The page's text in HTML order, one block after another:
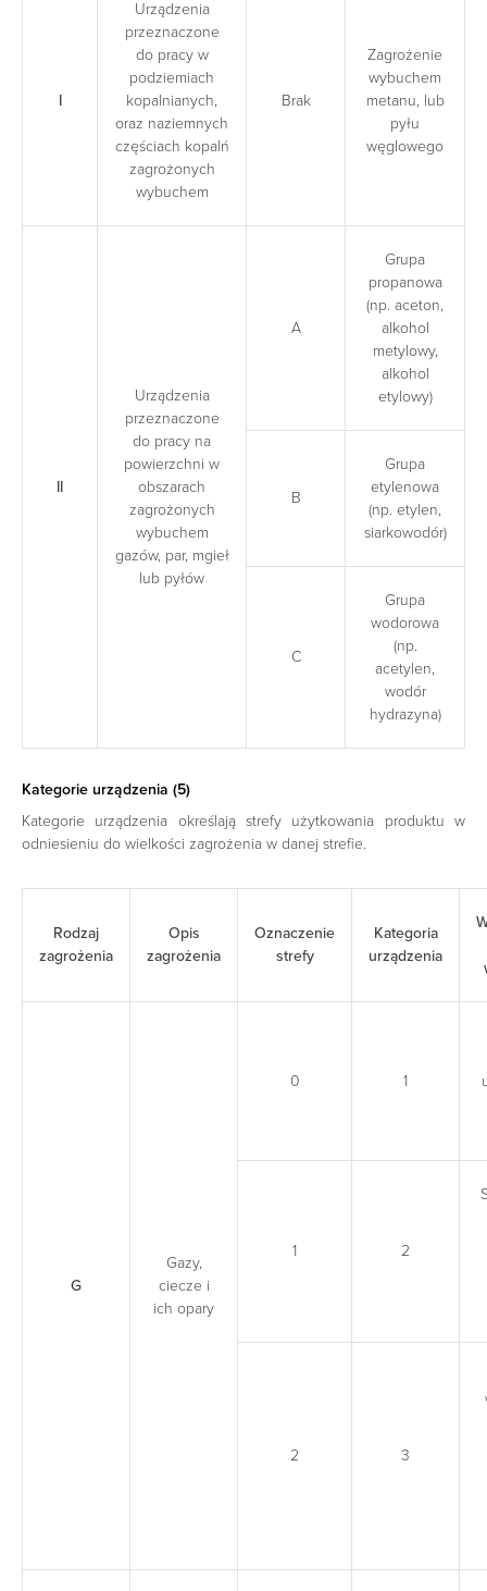
I
Urządzenia
przeznaczone
do pracy w
podziemiach
kopalnianych,
oraz naziemnych
częściach kopalń
zagrożonych
wybuchem
Brak
Zagrożenie
wybuchem
metanu, lub
pyłu
węglowego
II
Urządzenia
przeznaczone
do pracy na
powierzchni w
obszarach
zagrożonych
wybuchem
gazów, par, mgieł
lub pyłów
A
Grupa
propanowa
(np. aceton,
alkohol
metylowy,
alkohol
etylowy)
B
Grupa
etylenowa
(np. etylen,
siarkowodór)
C
Grupa
wodorowa
(np.
acetylen,
wodór
hydrazyna)
Kategorie urządzenia (5)
Kategorie urządzenia określają strefy użytkowania produktu w
odniesieniu do wielkości zagrożenia w danej strefie.
Rodzaj
zagrożenia
Opis
zagrożenia
Oznaczenie
strefy
Kategoria
urządzenia
G
Gazy,
ciecze i
ich opary
0 1
1 2
2 3